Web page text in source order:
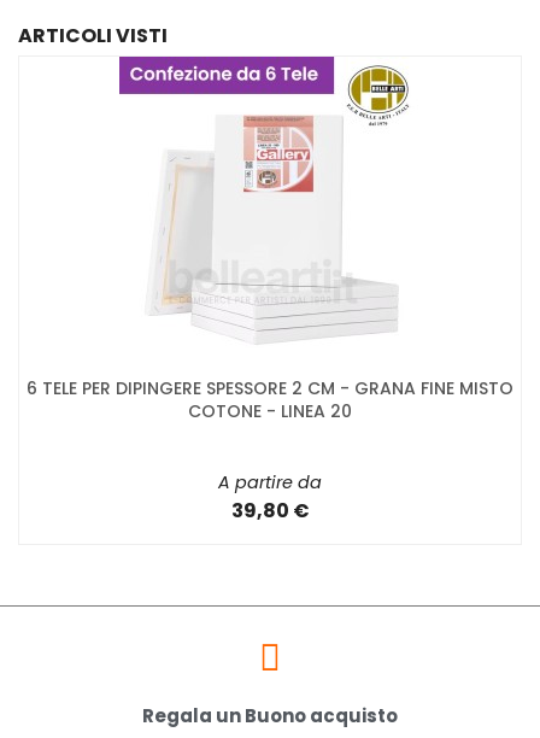
ARTICOLI VISTI
6 TELE PER DIPINGERE SPESSORE 2 CM - GRANA FINE MISTO
COTONE - LINEA 20
A partire da
39,80 €
Regala un Buono acquisto